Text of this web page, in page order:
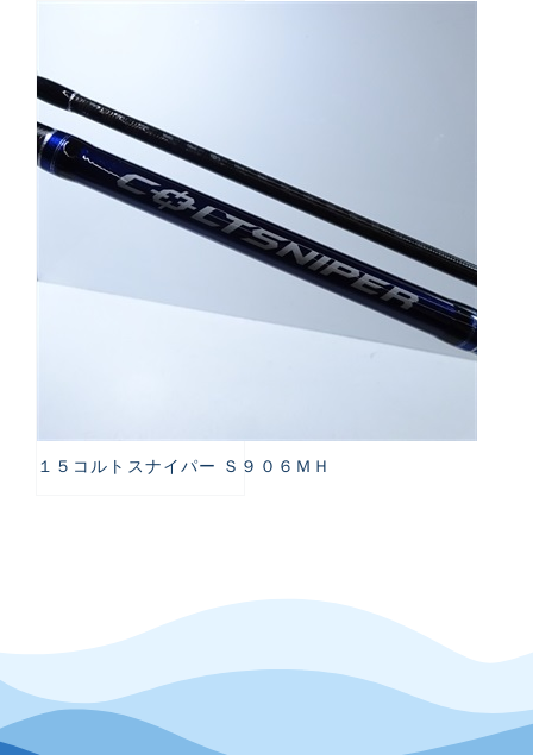
１５コルトスナイパー Ｓ９０６ＭＨ